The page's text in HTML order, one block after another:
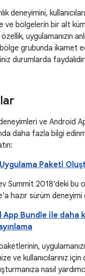
deneyimini,
ve bölgelerin bir alt
uygulamanızın
grubunda ikamet
durumlarda
ve Android
daha fazla bilgi
Paketi
Summit 2018'deki bu
hazır sürüm
App Bundle ile daha
uygulamanızı
ve kullanıcılarınız
nasıl